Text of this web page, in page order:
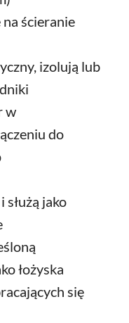
ścieranie
izolują lub
w
do
służą jako
łożyska
się